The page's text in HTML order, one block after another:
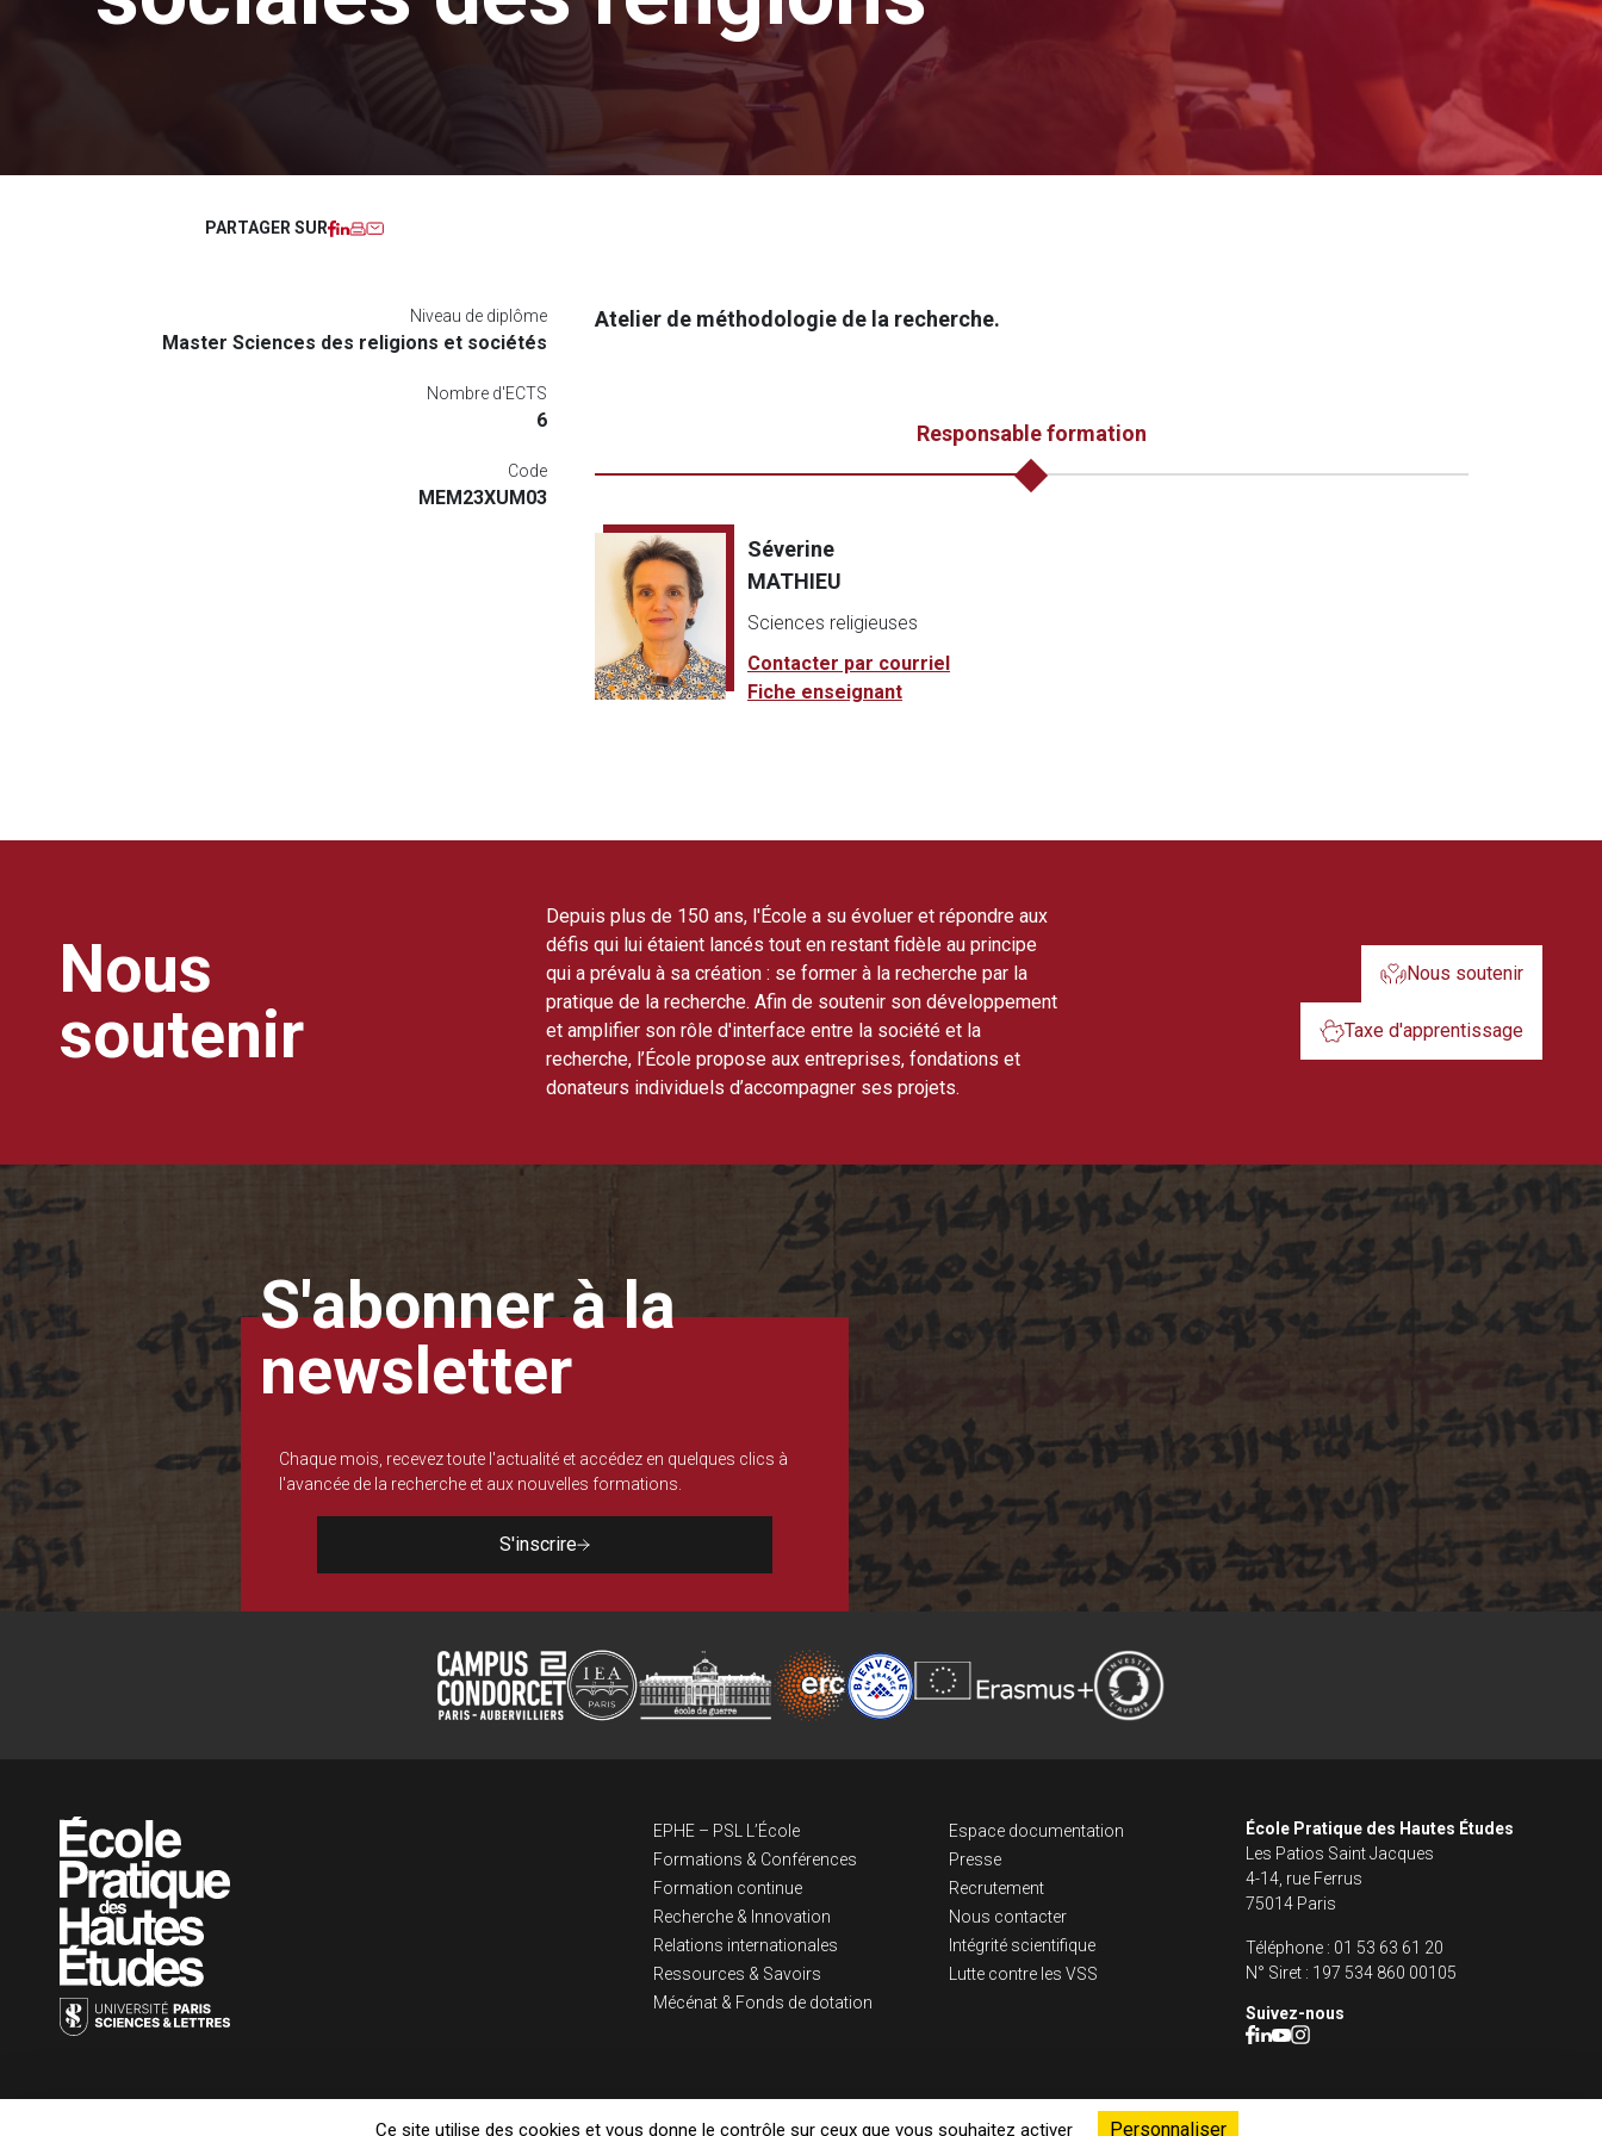
PARTAGER SUR Facebook
LinkedIn
Imprimer
Niveau de diplôme
Master Sciences des religions et sociétés
Nombre d'ECTS
6
Code
MEM23XUM03
Atelier de méthodologie de la recherche.
Responsable formation
Séverine
MATHIEU
Sciences religieuses
Contacter par courriel
Fiche enseignant
Nous
soutenir
Depuis plus de 150 ans, l'École a su évoluer et répondre aux
défis qui lui étaient lancés tout en restant fidèle au principe
qui a prévalu à sa création : se former à la recherche par la
pratique de la recherche. Afin de soutenir son développement
et amplifier son rôle d'interface entre la société et la
recherche, l’École propose aux entreprises, fondations et
donateurs individuels d’accompagner ses projets.
Nous soutenir
Taxe d'apprentissage
S'abonner à la
newsletter
Chaque mois, recevez toute l'actualité et accédez en quelques clics à
l'avancée de la recherche et aux nouvelles formations.
S'inscrire
Navigation principale dans le
EPHE – PSL L’École
Formations & Conférences
Formation continue
Recherche & Innovation
Relations internationales
Ressources & Savoirs
Mécénat & Fonds de dotation
Liens footer
Espace documentation
Presse
Recrutement
Nous contacter
Intégrité scientifique
Lutte contre les VSS
École Pratique des Hautes Études
Les Patios Saint Jacques
4-14, rue Ferrus
75014 Paris
Téléphone : 01 53 63 61 20
N° Siret : 197 534 860 00105
Suivez-nous
Ce site utilise des cookies et vous donne le contrôle sur ceux que vous souhaitez activer Personnaliser